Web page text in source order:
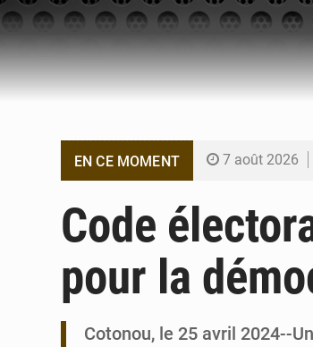
EN CE MOMENT 7 août 2026
6 août 2026
6 août 2026
Code
pour la
Cotonou, le 25 avril 2024--